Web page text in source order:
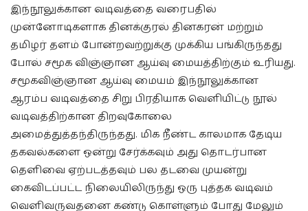
இந்நூலுக்கான வடிவத்தை வரைபதில்
முன்னோடிகளாக தினக்குரல் தினகரன் மற்றும்
தமிழர் தளம் போன்றவற்றுக்கு முக்கிய பங்கிருந்தது
போல் சமூக விஞ்ஞான ஆய்வு மையத்திற்கும் உரியது.
சமூகவிஞ்ஞான ஆய்வு மையம் இந்நூலுக்கான
ஆரம்ப வடிவத்தை சிறு பிரதியாக வெளியிட்டு நூல்
வடிவத்திற்கான திறவுகோலை
அமைத்துத்தந்திருந்தது. மிக நீண்ட காலமாக தேடிய
தகவல்களை ஒன்று சேர்க்கவும் அது தொடர்பான
தெளிவை ஏற்படத்தவும் பல தடவை முயன்று
கைவிடப்பட்ட நிலையிலிருந்து ஒரு புத்தக வடிவம்
வெளிவருவதனை கண்டு கொள்ளும் போது மேலும்